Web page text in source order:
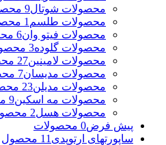
محصولات شوتال9 محصول
محصولات طلسم 1 محصولات
محصولات فیتو وان6 محصول
محصولات گلوده3 محصول
محصولات لامینین27 محصول
محصولات مدیسان7 محصول
محصولات مدیلن23 محصول
محصولات مه اسکین9 محصول
محصولات هسل2 محصول
پیش فرض0 محصولات
ساپورتهای ارتوپدی 11 محصول